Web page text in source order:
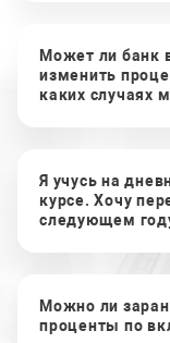
Может ли банк
изменить
каких случаях
Я учусь на
курсе. Хочу
следующем
Можно ли
проценты по